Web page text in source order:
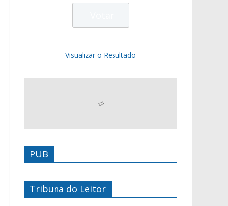
Visualizar o Resultado
PUB
Tribuna do Leitor